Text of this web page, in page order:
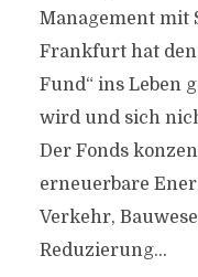
Management mit
Frankfurt hat den
Fund“ ins Leben
wird und sich
Der Fonds
erneuerbare
Verkehr,
Reduzierung...